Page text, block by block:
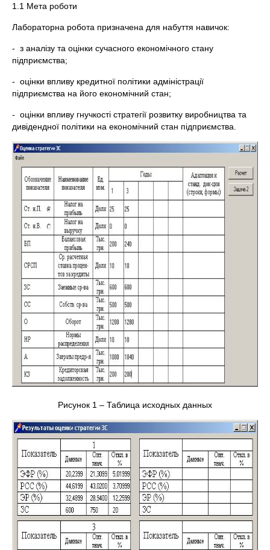
1.1 Мета роботи
Лабораторна робота призначена для набуття навичок:
- з аналізу та оцінки сучасного економічного стану
підприємства;
- оцінки впливу кредитної політики адміністрації
підприємства на його економічний стан;
- оцінки впливу гнучкості стратегії розвитку виробництва та
дивідендної політики на економічний стан підприємства.
Рисунок 1 – Таблица исходных данных